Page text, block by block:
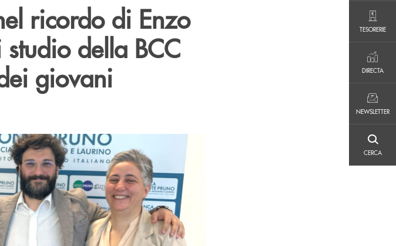
TESORERIE
DIRECTA
NEWSLETTER
CERCA
ricordo di Enzo
della BCC
giovani